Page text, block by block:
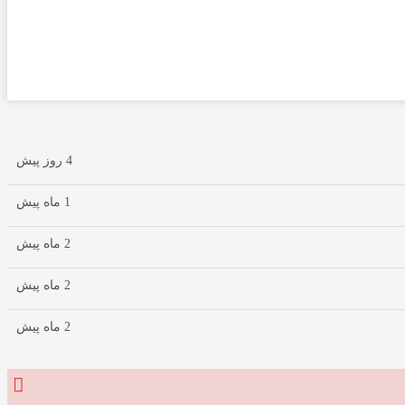
4 روز پیش
1 ماه پیش
2 ماه پیش
2 ماه پیش
2 ماه پیش